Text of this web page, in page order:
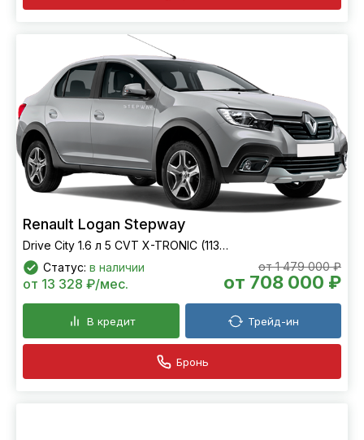
Renault Logan Stepway
Drive City 1.6 л 5 CVT X-TRONIC (113 л.с.) FWD
Статус: в наличии от 1 479 000 ₽
от 708 000 ₽
от 13 328 ₽/мес.
В кредит Трейд-ин
Бронь